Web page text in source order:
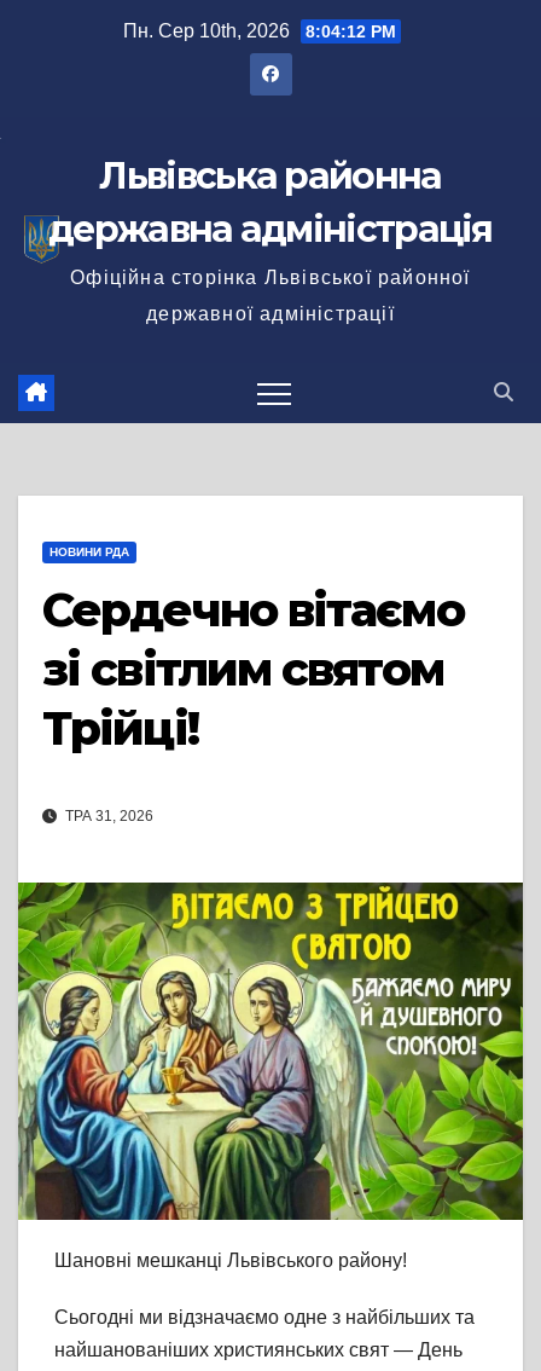
Пн. Сер 10th, 2026 8:04:12 PM
Львівська районна
державна адміністрація
Офіційна сторінка Львівської районної
державної адміністрації
НОВИНИ РДА
Сердечно вітаємо
зі світлим святом
Трійці!
ТРА 31, 2026
Шановні мешканці Львівського району!
Сьогодні ми відзначаємо одне з найбільших та
найшанованіших християнських свят — День